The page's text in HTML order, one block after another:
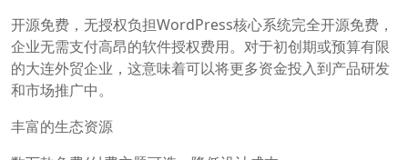
开源免费，无授权负担WordPress核心系统完全开源免费，
企业无需支付高昂的软件授权费用。对于初创期或预算有限
的大连外贸企业，这意味着可以将更多资金投入到产品研发
和市场推广中。
丰富的生态资源